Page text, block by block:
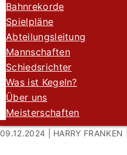
Bahnrekorde
Spielpläne
Abteilungsleitung
Mannschaften
Schiedsrichter
Was ist Kegeln?
Über uns
Meisterschaften
09.12.2024 | HARRY FRANKEN |